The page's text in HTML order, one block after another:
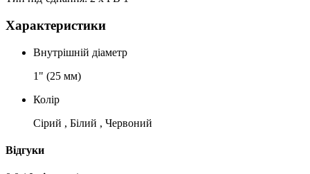
Характеристики
Внутрішній діаметр
1" (25 мм)
Колір
Сірий , Білий , Червоний
Відгуки